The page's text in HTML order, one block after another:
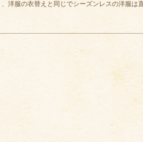
洋服の衣替えと同じでシーズンレスの洋服は